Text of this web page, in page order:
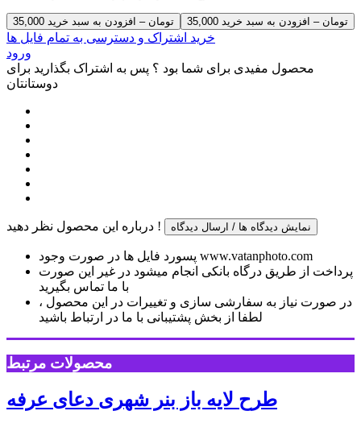
35,000 تومان – افزودن به سبد خرید
خرید اشتراک و دسترسی به تمام فایل ها
ورود
محصول مفیدی برای شما بود ؟ پس به اشتراک بگذارید برای
دوستانتان
درباره این محصول نظر دهید ! نمایش دیدگاه ها / ارسال دیدگاه
پسورد فایل ها در صورت وجود www.vatanphoto.com
پرداخت از طریق درگاه بانکی انجام میشود در غیر این صورت
با ما تماس بگیرید
در صورت نیاز به سفارشی سازی و تغییرات در این محصول ،
لطفا از بخش پشتیبانی با ما در ارتباط باشید
محصولات مرتبط
طرح لایه باز بنر شهری دعای عرفه